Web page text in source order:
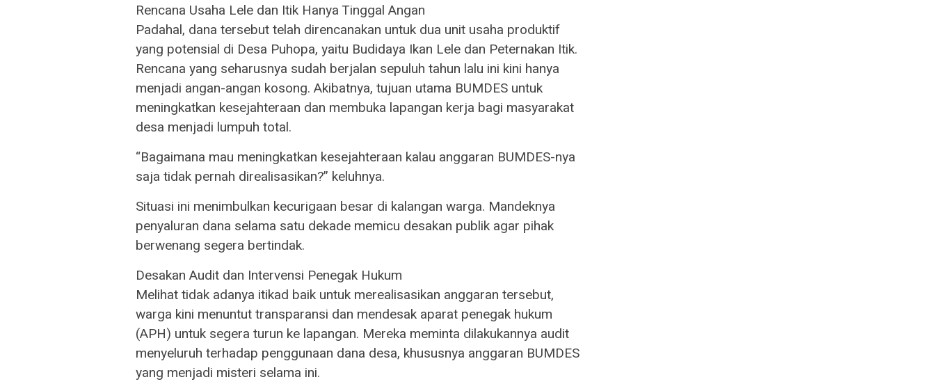
Rencana Usaha Lele dan Itik Hanya Tinggal Angan
Padahal, dana tersebut telah direncanakan untuk dua unit usaha produktif
yang potensial di Desa Puhopa, yaitu Budidaya Ikan Lele dan Peternakan Itik.
Rencana yang seharusnya sudah berjalan sepuluh tahun lalu ini kini hanya
menjadi angan-angan kosong. Akibatnya, tujuan utama BUMDES untuk
meningkatkan kesejahteraan dan membuka lapangan kerja bagi masyarakat
desa menjadi lumpuh total.
“Bagaimana mau meningkatkan kesejahteraan kalau anggaran BUMDES-nya
saja tidak pernah direalisasikan?” keluhnya.
Situasi ini menimbulkan kecurigaan besar di kalangan warga. Mandeknya
penyaluran dana selama satu dekade memicu desakan publik agar pihak
berwenang segera bertindak.
Desakan Audit dan Intervensi Penegak Hukum
Melihat tidak adanya itikad baik untuk merealisasikan anggaran tersebut,
warga kini menuntut transparansi dan mendesak aparat penegak hukum
(APH) untuk segera turun ke lapangan. Mereka meminta dilakukannya audit
menyeluruh terhadap penggunaan dana desa, khususnya anggaran BUMDES
yang menjadi misteri selama ini.